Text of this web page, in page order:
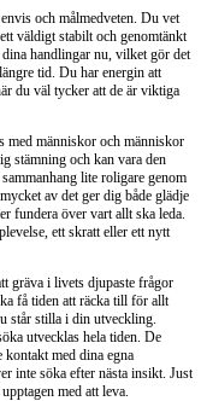
och målmedveten. Du vet
väldigt stabilt och genomtänkt
handlingar nu, vilket gör det
tid. Du har energin att
du väl tycker att de är viktiga
människor och människor
stämning och kan vara den
lite roligare genom
av det ger dig både glädje
fundera över vart allt ska leda.
ett skratt eller ett nytt
gräva i livets djupaste frågor
få tiden att räcka till för allt
står stilla i din utveckling.
utvecklas hela tiden. De
kontakt med dina egna
inte söka efter nästa insikt. Just
med att leva.